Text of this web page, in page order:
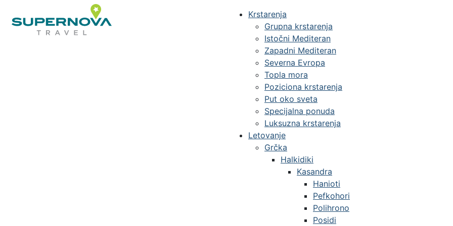
Krstarenja
Grupna krstarenja
Istočni Mediteran
Zapadni Mediteran
Severna Evropa
Topla mora
Poziciona krstarenja
Put oko sveta
Specijalna ponuda
Luksuzna krstarenja
Letovanje
Grčka
Halkidiki
Kasandra
Hanioti
Pefkohori
Polihrono
Posidi